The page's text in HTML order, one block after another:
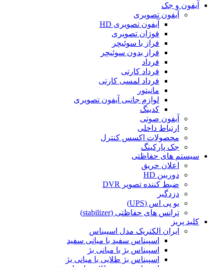
آیفون و جک
آیفون تصویری
آیفون تصویری HD
فوژان تصویری
فراز با سوئیچر
فراز بدون سوئیچر
فرداد
فرداد کارتی
فرداد لمسی کارتی
مانیتور
لوازم جانبی آیفون تصویری
کدینگ
آیفون صوتی
ارتباط داخلی
محصولات اکسس کنترل
جک پارکینگ
سیستم های حفاظتی
اعلان حریق
دوربین HD
ضبط کننده تصویر DVR
دزدگیر
یو پی اس (UPS)
ترانس های حفاظتی (stabilizer)
کلید پریز
ایران الکتریک مدل اسپیناس
اسپیناس سفید با میانی سفید
اسپیناس بژ با میانی بژ
اسپیناس بژ طلایی با میانی بژ